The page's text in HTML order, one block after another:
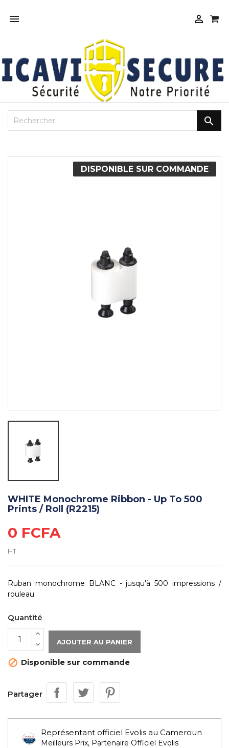
 

DISPONIBLE SUR COMMANDE
WHITE Monochrome Ribbon - Up To 500
Prints / Roll (R2215)
0 FCFA
HT
Ruban monochrome BLANC - jusqu'à 500 impressions /
rouleau
Quantité
AJOUTER AU PANIER
 Disponible sur commande
Partager
Représentant officiel Evolis au Cameroun
Meilleurs Prix, Partenaire Officiel Evolis